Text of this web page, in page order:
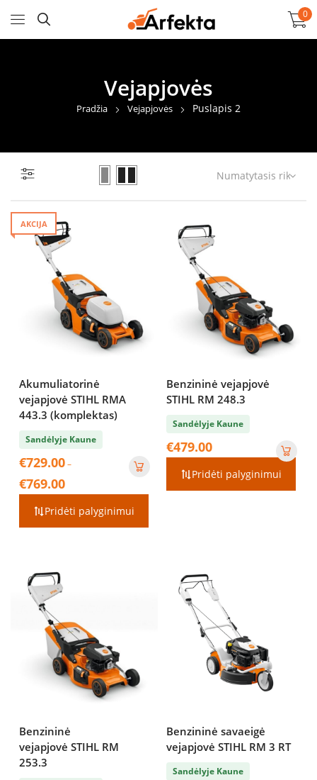
0
Vejapjovės
Pradžia Vejapjovės Puslapis 2
AKCIJA
Akumuliatorinė
vejapjovė STIHL RMA
443.3 (komplektas)
Sandėlyje Kaune
€729.00–
€769.00Price
range:
€729.00
Pridėti palyginimui
Benzininė vejapjovė
STIHL RM 248.3
Sandėlyje Kaune
€479.00
Pridėti palyginimui
Benzininė
vejapjovė STIHL RM
253.3
Benzininė savaeigė
vejapjovė STIHL RM 3 RT
Sandėlyje Kaune